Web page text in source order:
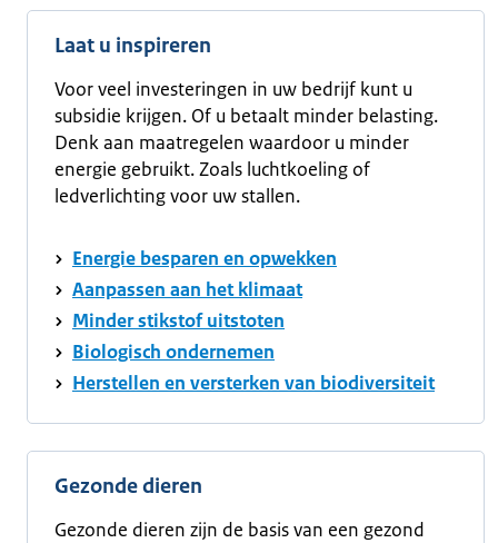
Laat u inspireren
Voor veel investeringen in uw bedrijf kunt u
subsidie krijgen. Of u betaalt minder belasting.
Denk aan maatregelen waardoor u minder
energie gebruikt. Zoals luchtkoeling of
ledverlichting voor uw stallen.
Energie besparen en opwekken
Aanpassen aan het klimaat
Minder stikstof uitstoten
Biologisch ondernemen
Herstellen en versterken van biodiversiteit
Gezonde dieren
Gezonde dieren zijn de basis van een gezond